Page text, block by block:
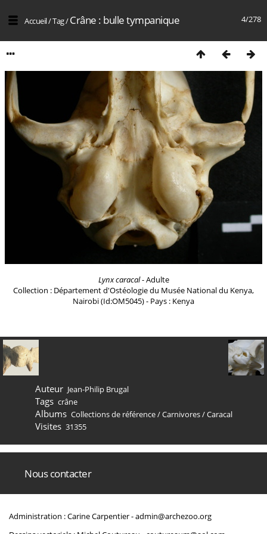
4/278
Accueil/Tag/Crâne : bulle tympanique
Lynx caracal- Adulte
Collection : Département d'Ostéologie du Musée National du Kenya,
Nairobi (Id:OM5045) - Pays : Kenya
Auteur Jean-Philip Brugal
Tags crâne
Albums Collections de référence/Carnivores/Caracal
Visites 31355
Nous contacter
Administration : Carine Carpentier -admin@archezoo.org